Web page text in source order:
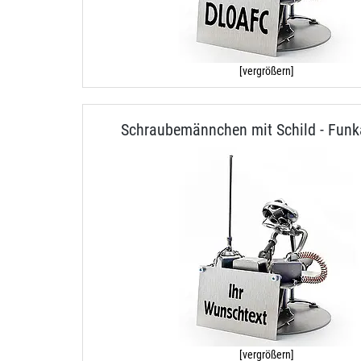
[vergrößern]
Schraubemännchen mit Schild -
[vergrößern]